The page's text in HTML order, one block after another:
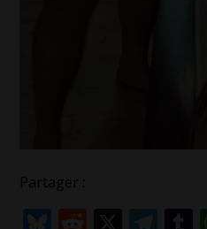
Partager :